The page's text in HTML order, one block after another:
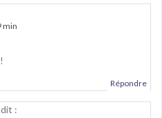
min
Répondre
dit :